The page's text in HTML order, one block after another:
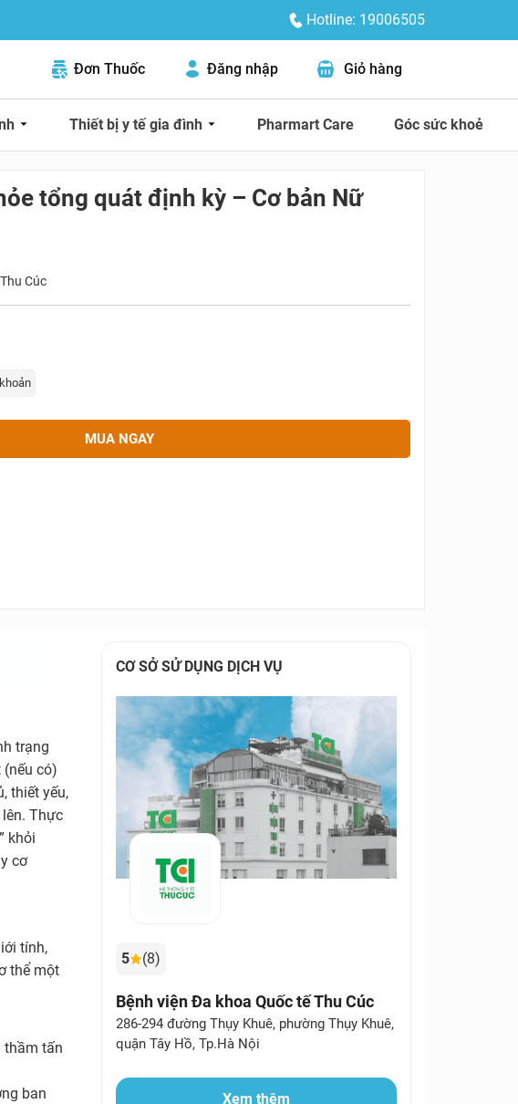
Hotline: 19006505
Đơn Thuốc Đăng nhập Giỏ hàng
Thiết bị y tế gia đình Pharmart Care Góc sức khoẻ
tổng quát định kỳ – Cơ bản Nữ
Cúc
MUA NGAY
trạng
có)
thiết yếu,
Thực
khỏi
cơ
tính,
thể một
thầm tấn
ban
CƠ SỞ SỬ DỤNG DỊCH VỤ
5 (8)
Bệnh viện Đa khoa Quốc tế Thu Cúc
286-294 đường Thụy Khuê, phường Thụy Khuê,
quận Tây Hồ, Tp.Hà Nội
Xem thêm